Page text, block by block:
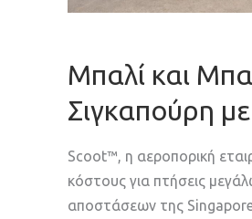
Mπαλί και
Σιγκαπούρη
Scoot™, η αεροπορική
κόστους για πτήσεις
αποστάσεων της